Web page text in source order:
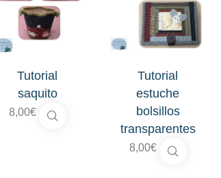
Tutorial
saquito
8,00€
Tutorial
estuche
bolsillos
transparentes
8,00€